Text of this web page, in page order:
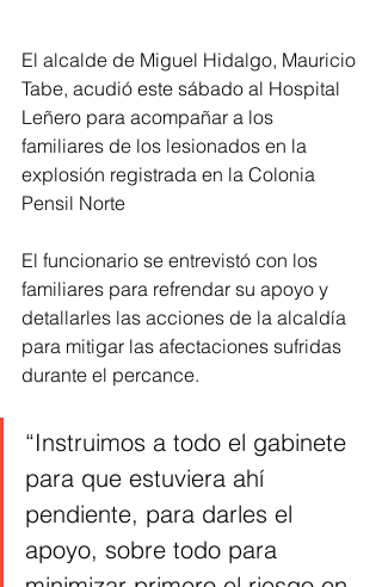
El alcalde de Miguel Hidalgo, Mauricio
Tabe, acudió este sábado al Hospital
Leñero para acompañar a los
familiares de los lesionados en la
explosión registrada en la Colonia
Pensil Norte
El funcionario se entrevistó con los
familiares para refrendar su apoyo y
detallarles las acciones de la alcaldía
para mitigar las afectaciones sufridas
durante el percance.
“Instruimos a todo el gabinete
para que estuviera ahí
pendiente, para darles el
apoyo, sobre todo para